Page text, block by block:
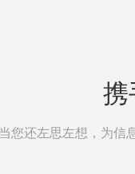
携
当您还左思左想，为信